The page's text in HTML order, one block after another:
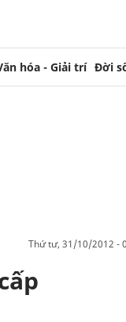
hóa - Giải trí Đời
thứ tư, 31/10/2012 -